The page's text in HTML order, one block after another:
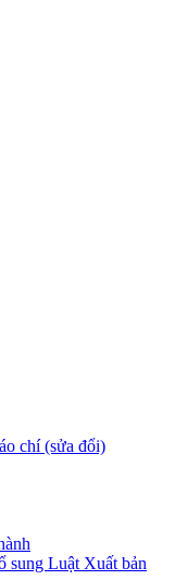
chí (sửa đổi)
sung Luật Xuất bản